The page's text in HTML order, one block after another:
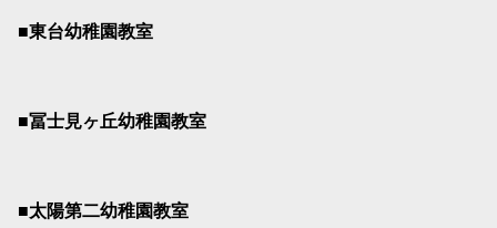
■東台幼稚園教室
■冨士見ヶ丘幼稚園教室
■太陽第二幼稚園教室